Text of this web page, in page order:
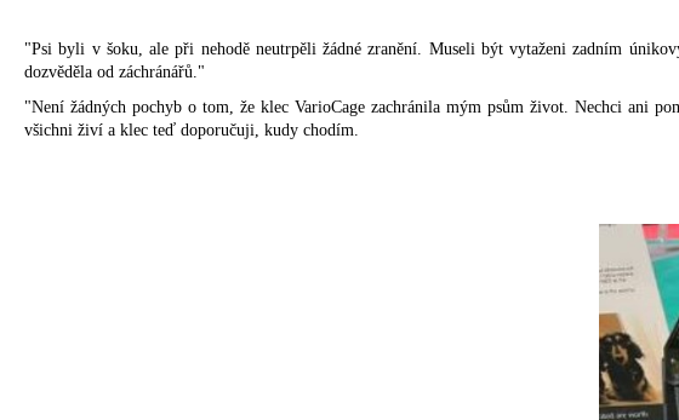
"Psi byli v šoku, ale při nehodě neutrpěli žádné zranění. Museli být vytaženi zadním
dozvěděla od záchránářů."
"Není žádných pochyb o tom, že klec VarioCage zachránila mým psům život. Nechci ani
všichni živí a klec teď doporučuji, kudy chodím.